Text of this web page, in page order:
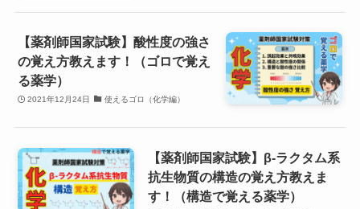
【薬剤師国家試験】酸性度の強さ
の覚え方教えます！（ゴロで覚え
る薬学）
2021年12月24日 使えるゴロ（化学編）
【薬剤師国家試験】β-ラクタム系
抗生物質の構造の覚え方教えま
す！（構造で覚える薬学）